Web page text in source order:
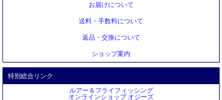
お届けについて
送料・手数料について
返品・交換について
ショップ案内
特別総合リンク
ルアー＆フライフィッシング
オンラインショップ オジーズ